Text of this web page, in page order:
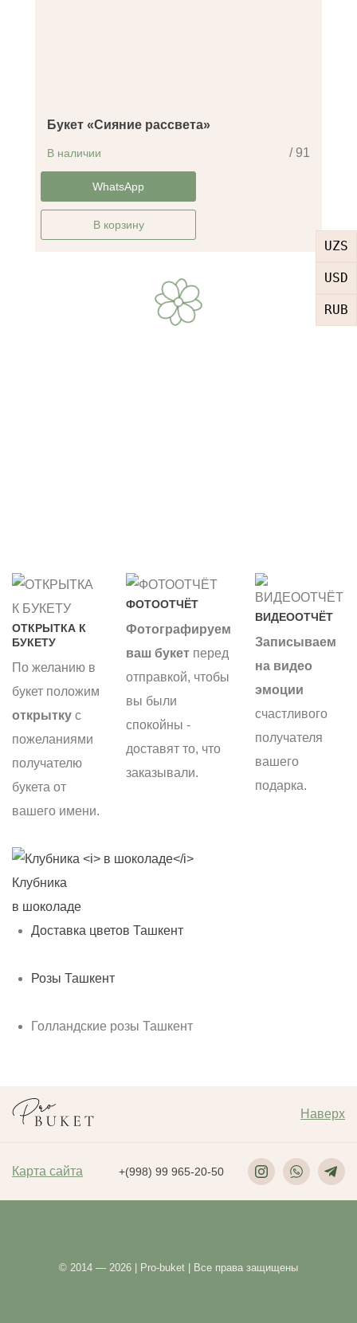
UZS
USD
RUB
Букет «Сияние рассвета»
/ 91
В наличии
-42%WhatsApp
В корзину
ОТКРЫТКА К
БУКЕТУ
По желанию в
букет положим
открытку с
пожеланиями
получателю
букета от
вашего имени.
ФОТООТЧЁТ
Фотографируем
ваш букет перед
отправкой, чтобы
вы были
спокойны -
доставят то, что
заказывали.
ВИДЕООТЧЁТ
Записываем
на видео
эмоции
счастливого
получателя
вашего
подарка.
Клубника
в шоколаде
Доставка цветов Ташкент
Розы Ташкент
Голландские розы Ташкент
Наверх
Карта сайта +(998) 99 965-20-50
© 2014 — 2026 | Pro-buket | Все права защищены